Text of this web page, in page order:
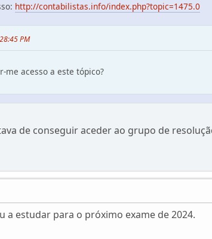
http://contabilistas.info/index.php?topic=1475.0
PM
me acesso a este tópico?
de conseguir aceder ao grupo de
a estudar para o próximo exame de 2024.